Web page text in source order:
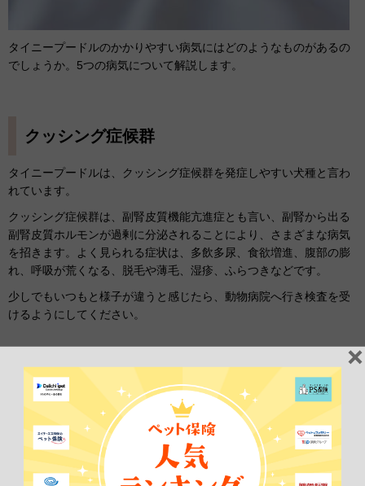
タイニープードルのかかりやすい病気にはどのようなものがあるの
でしょうか。5つの病気について解説します。
クッシング症候群
タイニープードルは、クッシング症候群を発症しやすい犬種と言わ
れています。
クッシング症候群は、副腎皮質機能亢進症とも言い、副腎から出る
副腎皮質ホルモンが過剰に分泌されることにより、さまざまな病気
を招きます。よく見られる症状は、多飲多尿、食欲増進、腹部の膨
れ、呼吸が荒くなる、脱毛や薄毛、湿疹、ふらつきなどです。
少しでもいつもと様子が違うと感じたら、動物病院へ行き検査を受
けるようにしてください。
免疫介在性疾患
タイニープードルは、免疫介在性疾患を起こしやすい犬種です。
免疫介在性疾患とは、正常な細胞や組織を体に悪影響なものと誤っ
た認識をしてしまうことで、免疫機能が過剰に反応し、自分自身の